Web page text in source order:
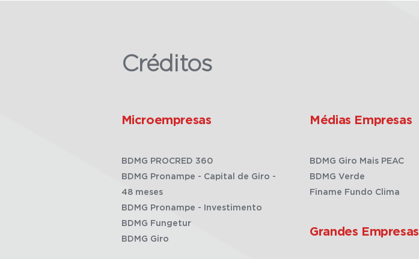
Créditos
Microempresas
BDMG PROCRED 360
BDMG Pronampe - Capital de Giro -
48 meses
BDMG Pronampe - Investimento
BDMG Fungetur
BDMG Giro
Médias Empresas
BDMG Giro Mais PEAC
BDMG Verde
Finame Fundo Clima
Grandes Empresas